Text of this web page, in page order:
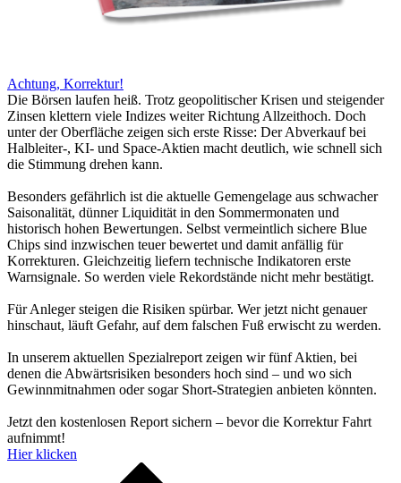
Achtung, Korrektur!
Die Börsen laufen heiß. Trotz geopolitischer Krisen und steigender
Zinsen klettern viele Indizes weiter Richtung Allzeithoch. Doch
unter der Oberfläche zeigen sich erste Risse: Der Abverkauf bei
Halbleiter-, KI- und Space-Aktien macht deutlich, wie schnell sich
die Stimmung drehen kann.
Besonders gefährlich ist die aktuelle Gemengelage aus schwacher
Saisonalität, dünner Liquidität in den Sommermonaten und
historisch hohen Bewertungen. Selbst vermeintlich sichere Blue
Chips sind inzwischen teuer bewertet und damit anfällig für
Korrekturen. Gleichzeitig liefern technische Indikatoren erste
Warnsignale. So werden viele Rekordstände nicht mehr bestätigt.
Für Anleger steigen die Risiken spürbar. Wer jetzt nicht genauer
hinschaut, läuft Gefahr, auf dem falschen Fuß erwischt zu werden.
In unserem aktuellen Spezialreport zeigen wir fünf Aktien, bei
denen die Abwärtsrisiken besonders hoch sind – und wo sich
Gewinnmitnahmen oder sogar Short-Strategien anbieten könnten.
Jetzt den kostenlosen Report sichern – bevor die Korrektur Fahrt
aufnimmt!
Hier klicken